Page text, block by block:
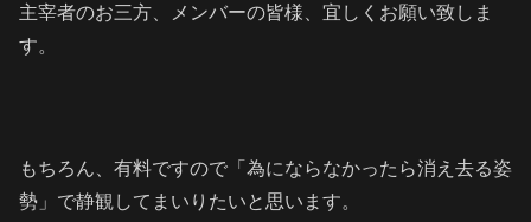
主宰者のお三方、メンバーの皆様、宜しくお願い致しま
す。
もちろん、有料ですので「為にならなかったら消え去る姿
勢」で静観してまいりたいと思います。